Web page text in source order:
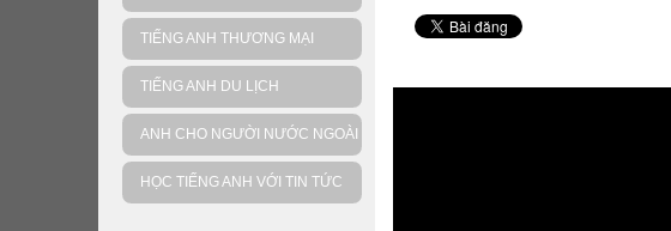
TIẾNG ANH THƯƠNG MẠI
TIẾNG ANH DU LỊCH
ANH CHO NGƯỜI NƯỚC NGOÀI
HỌC TIẾNG ANH VỚI TIN TỨC